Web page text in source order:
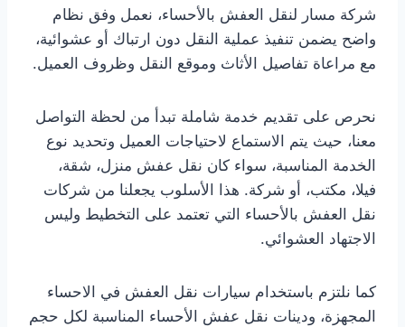
شركة مسار لنقل العفش بالأحساء، نعمل وفق نظام
واضح يضمن تنفيذ عملية النقل دون ارتباك أو عشوائية،
مع مراعاة تفاصيل الأثاث وموقع النقل وظروف العميل.
نحرص على تقديم خدمة شاملة تبدأ من لحظة التواصل
معنا، حيث يتم الاستماع لاحتياجات العميل وتحديد نوع
الخدمة المناسبة، سواء كان نقل عفش منزل، شقة،
فيلا، مكتب، أو شركة. هذا الأسلوب يجعلنا من شركات
نقل العفش بالأحساء التي تعتمد على التخطيط وليس
الاجتهاد العشوائي.
كما نلتزم باستخدام سيارات نقل العفش في الاحساء
المجهزة، ودينات نقل عفش الأحساء المناسبة لكل حجم